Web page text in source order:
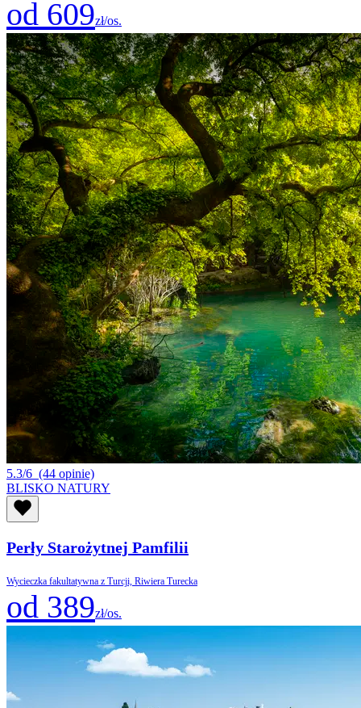
od 609zł/os.
5.3/6 (44 opinie)
BLISKO NATURY
Perły Starożytnej Pamfilii
Wycieczka fakultatywna z Turcji, Riwiera Turecka
od 389zł/os.